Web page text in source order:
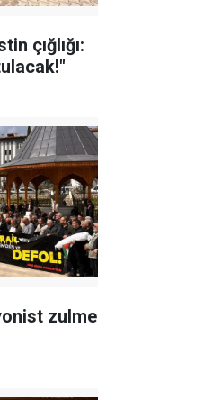
çığlığı:
zulme